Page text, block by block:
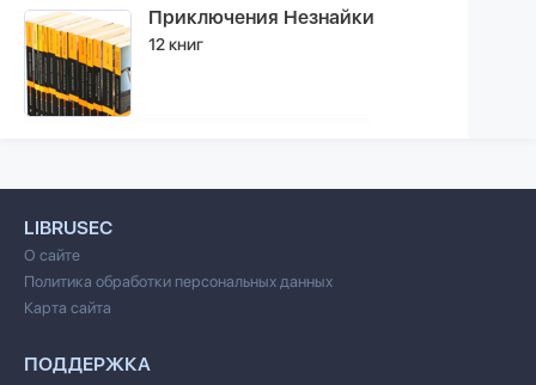
Приключения Незнайки
12 книг
LIBRUSEC
О сайте
Политика обработки персональных данных
Карта сайта
ПОДДЕРЖКА